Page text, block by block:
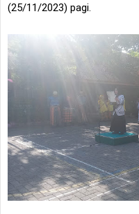
(25/11/2023) pagi.